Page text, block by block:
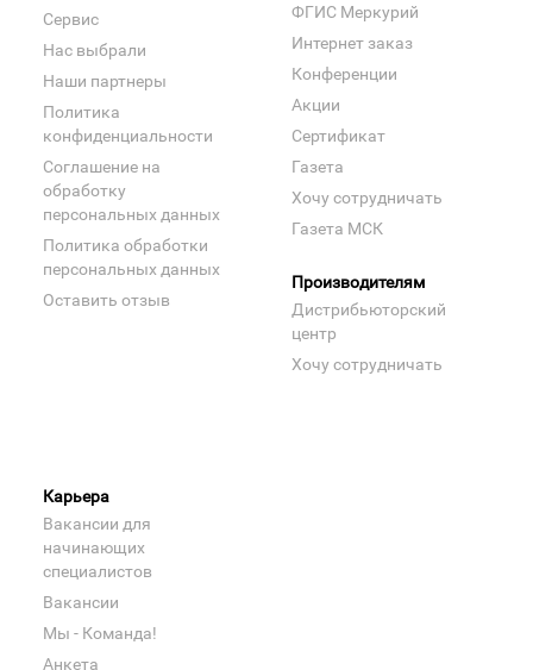
Сервис
Нас выбрали
Наши партнеры
Политика
конфиденциальности
Соглашение на
обработку
персональных данных
Политика обработки
персональных данных
Оставить отзыв
ФГИС Меркурий
Интернет заказ
Конференции
Акции
Сертификат
Газета
Хочу сотрудничать
Газета МСК
Производителям
Дистрибьюторский
центр
Хочу сотрудничать
Карьера
Вакансии для
начинающих
специалистов
Вакансии
Мы - Команда!
Анкета